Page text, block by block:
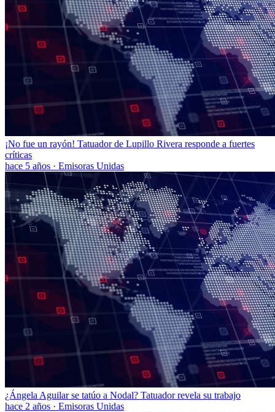
¡No fue un rayón! Tatuador de Lupillo Rivera responde a fuertes
críticas
hace 5 años · Emisoras Unidas
¿Ángela Aguilar se tatúo a Nodal? Tatuador revela su trabajo
hace 2 años · Emisoras Unidas